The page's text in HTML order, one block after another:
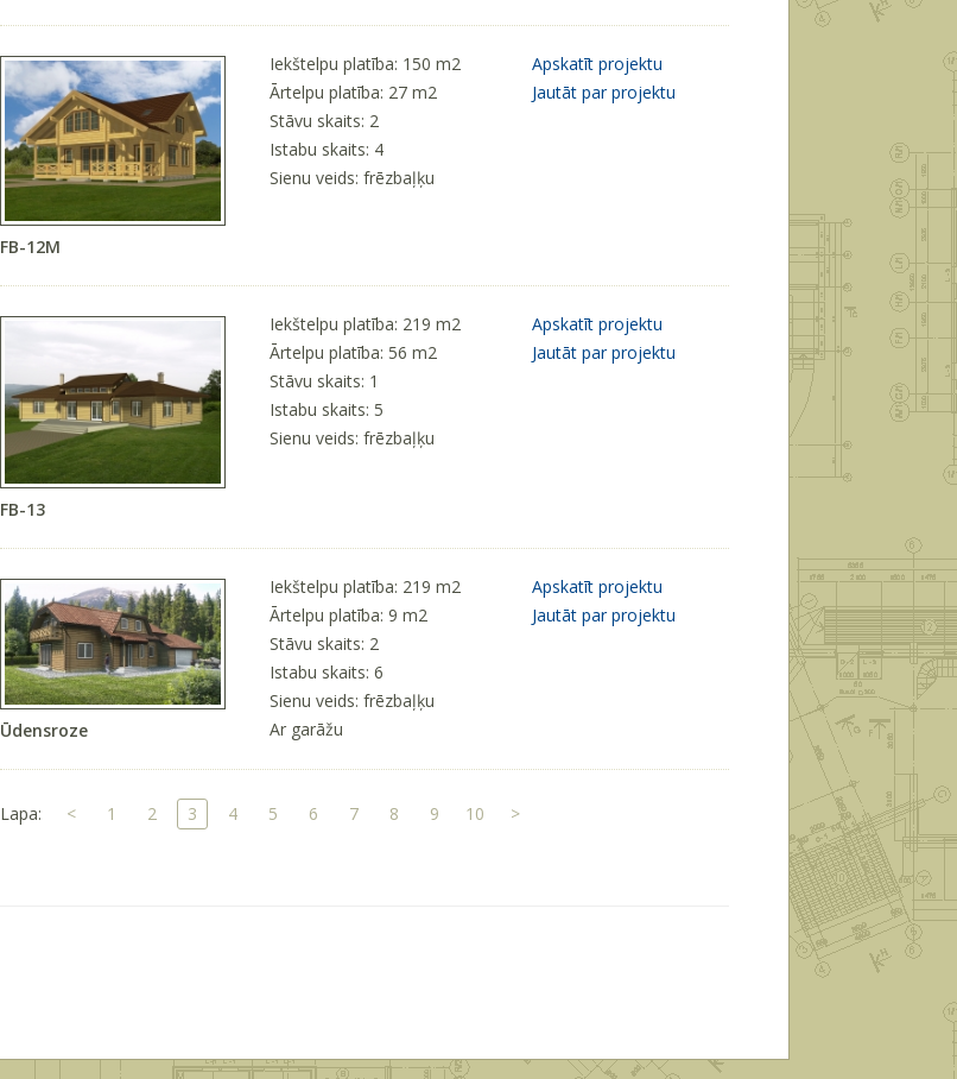
FB-12M
Iekštelpu platība: 150 m2
Ārtelpu platība: 27 m2
Stāvu skaits: 2
Istabu skaits: 4
Sienu veids: frēzbaļķu
Apskatīt projektu
Jautāt par projektu
FB-13
Iekštelpu platība: 219 m2
Ārtelpu platība: 56 m2
Stāvu skaits: 1
Istabu skaits: 5
Sienu veids: frēzbaļķu
Apskatīt projektu
Jautāt par projektu
Ūdensroze
Iekštelpu platība: 219 m2
Ārtelpu platība: 9 m2
Stāvu skaits: 2
Istabu skaits: 6
Sienu veids: frēzbaļķu
Ar garāžu
Apskatīt projektu
Jautāt par projektu
Lapa: < 1 2 3 4 5 6 7 8 9 10 >